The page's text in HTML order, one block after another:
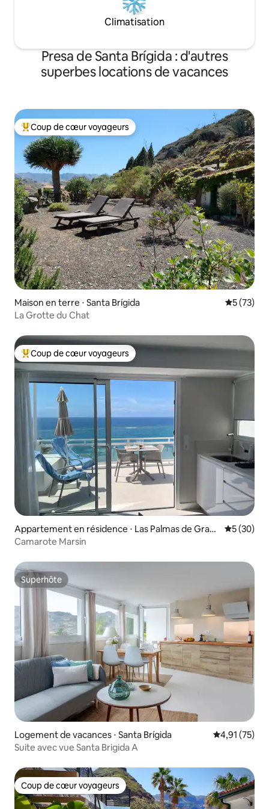
Climatisation
Presa de Santa Brígida : d'autres
superbes locations de vacances
Coups de cœur voyageurs les plus appréciés
Coup de cœur voyageurs
Maison en terre ⋅ Santa Brígida
5 (73)
La Grotte du Chat
Coups de cœur voyageurs les plus appréciés
Coup de cœur voyageurs
Appartement en résidence ⋅ Las Palmas de Gran
Canaria
5 (30)
Camarote Marsin
Superhôte
Superhôte
Logement de vacances ⋅ Santa Brígida Évaluation
4,91 (75)
Suite avec vue Santa Brigida A
Coup de cœur voyageurs
Coup de cœur voyageurs